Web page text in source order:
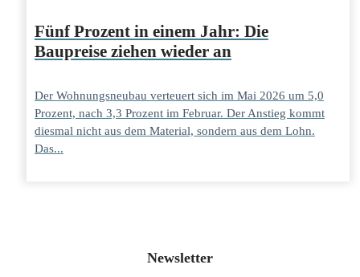
Fünf Prozent in einem Jahr: Die
Baupreise ziehen wieder an
Der Wohnungsneubau verteuert sich im Mai 2026 um 5,0
Prozent, nach 3,3 Prozent im Februar. Der Anstieg kommt
diesmal nicht aus dem Material, sondern aus dem Lohn.
Das...
Newsletter